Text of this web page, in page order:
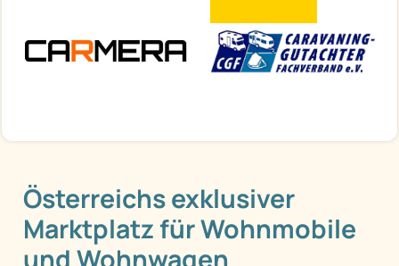
Österreichs exklusiver
Marktplatz für Wohnmobile